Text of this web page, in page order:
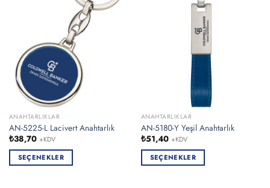
ANAHTARLIKLAR
AN-5225-L Lacivert Anahtarlık
₺38,70 +KDV
SEÇENEKLER
ANAHTARLIKLAR
AN-5180-Y Yeşil Anahtarlık
₺51,40 +KDV
SEÇENEKLER